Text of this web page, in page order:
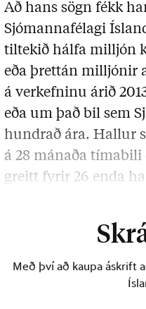
Að hans sögn fékk
Sjómannafélagi
tiltekið hálfa milljón
eða þrettán milljónir
á verkefninu árið
eða um það bil sem
hundrað ára. Hallur
á 28 mánaða
greitt fyrir 26 enda
Með því að kaupa áskrift